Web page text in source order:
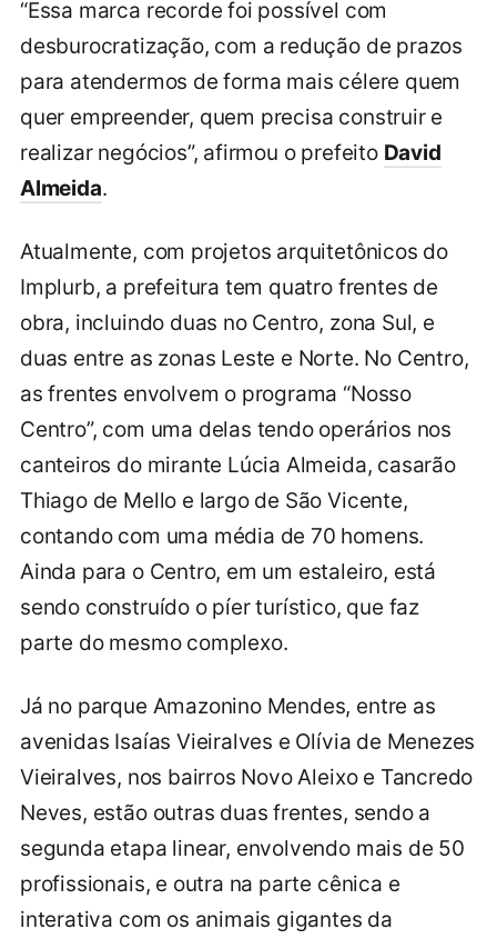
“Essa marca recorde foi possível com
desburocratização, com a redução de prazos
para atendermos de forma mais célere quem
quer empreender, quem precisa construir e
realizar negócios”, afirmou o prefeito David
Almeida.
Atualmente, com projetos arquitetônicos do
Implurb, a prefeitura tem quatro frentes de
obra, incluindo duas no Centro, zona Sul, e
duas entre as zonas Leste e Norte. No Centro,
as frentes envolvem o programa “Nosso
Centro”, com uma delas tendo operários nos
canteiros do mirante Lúcia Almeida, casarão
Thiago de Mello e largo de São Vicente,
contando com uma média de 70 homens.
Ainda para o Centro, em um estaleiro, está
sendo construído o píer turístico, que faz
parte do mesmo complexo.
Já no parque Amazonino Mendes, entre as
avenidas Isaías Vieiralves e Olívia de Menezes
Vieiralves, nos bairros Novo Aleixo e Tancredo
Neves, estão outras duas frentes, sendo a
segunda etapa linear, envolvendo mais de 50
profissionais, e outra na parte cênica e
interativa com os animais gigantes da